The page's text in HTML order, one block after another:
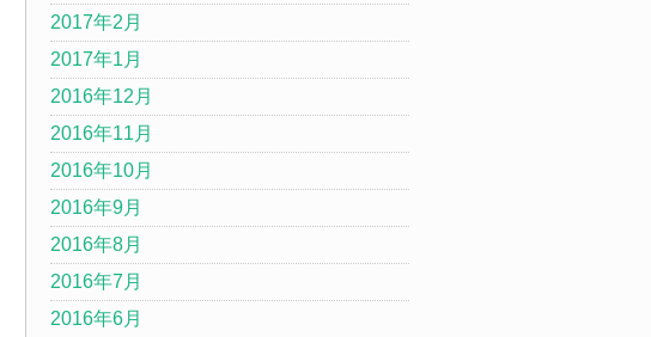
2017年2月
2017年1月
2016年12月
2016年11月
2016年10月
2016年9月
2016年8月
2016年7月
2016年6月